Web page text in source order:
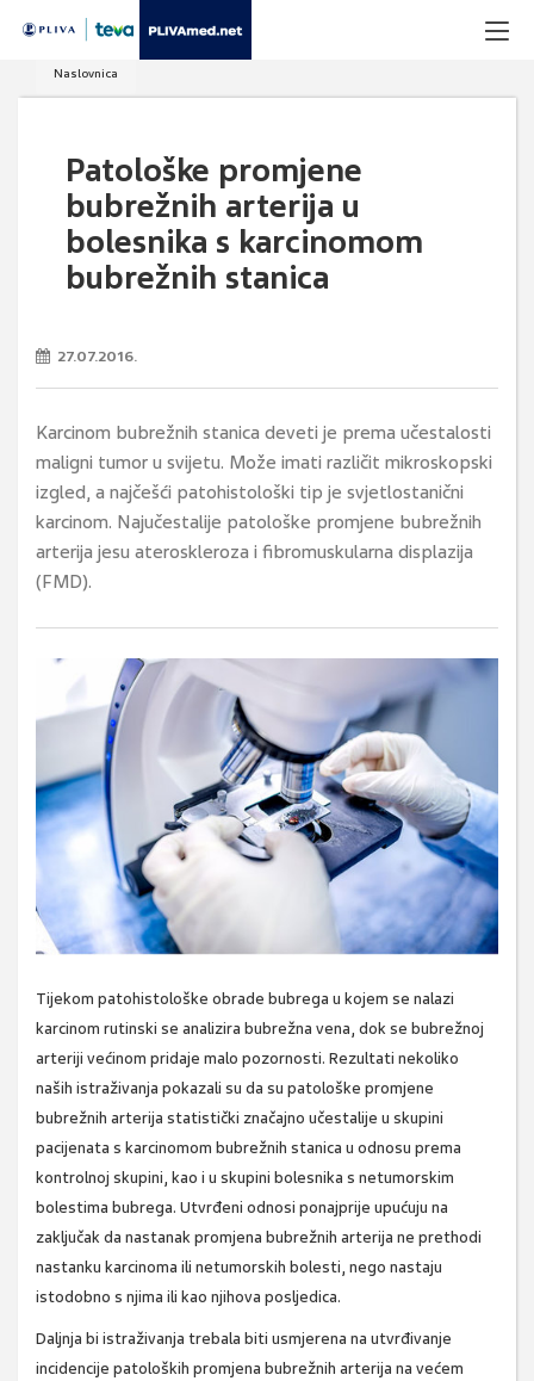
Naslovnica
Patološke promjene
bubrežnih arterija u
bolesnika s karcinomom
bubrežnih stanica
27.07.2016.
Karcinom bubrežnih stanica deveti je prema učestalosti
maligni tumor u svijetu. Može imati različit mikroskopski
izgled, a najčešći patohistološki tip je svjetlostanični
karcinom. Najučestalije patološke promjene bubrežnih
arterija jesu ateroskleroza i fibromuskularna displazija
(FMD).
Tijekom patohistološke obrade bubrega u kojem se nalazi
karcinom ­rutinski se analizira bubrežna vena, dok se bubrežnoj
arteriji većinom pridaje malo pozornosti. Rezultati nekoliko
naših istraživanja pokazali su da su patološke promjene
bubrežnih arterija statistički značajno učestalije u skupini
pacijenata s karcinomom bubrežnih stanica u odnosu prema
kontrolnoj skupini, kao i u skupini bolesnika s netumorskim
bolestima bubrega. Utvrđeni odnosi ponajprije upućuju na
zaključak da nastanak promjena bubrežnih arterija ne prethodi
nastanku karcinoma ili netumorskih bolesti, nego nastaju
istodobno s njima ili kao njihova posljedica.
Daljnja bi istraživanja trebala biti usmjerena na utvrđivanje
incidencije patoloških promjena bubrežnih arterija na većem